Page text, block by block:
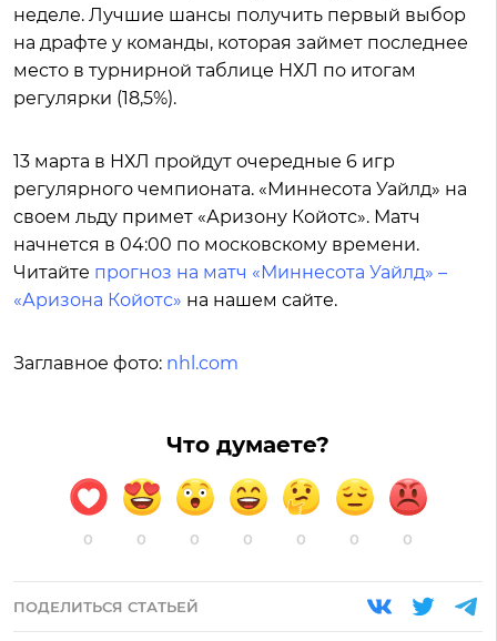
неделе. Лучшие шансы получить первый выбор
на драфте у команды, которая займет последнее
место в турнирной таблице НХЛ по итогам
регулярки (18,5%).
13 марта в НХЛ пройдут очередные 6 игр
регулярного чемпионата. «Миннесота Уайлд» на
своем льду примет «Аризону Койотс». Матч
начнется в 04:00 по московскому времени.
Читайте прогноз на матч «Миннесота Уайлд» –
«Аризона Койотс» на нашем сайте.
Заглавное фото: nhl.com
Что думаете?
0 0 0 0 0 0 0
ПОДЕЛИТЬСЯ СТАТЬЕЙ